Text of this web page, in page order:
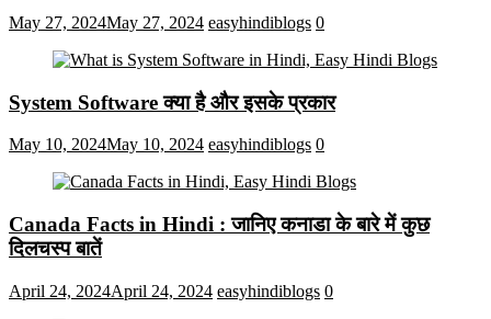
May 27, 2024May 27, 2024 easyhindiblogs 0
System Software क्या है और इसके प्रकार
May 10, 2024May 10, 2024 easyhindiblogs 0
Canada Facts in Hindi : जानिए कनाडा के बारे में कुछ
दिलचस्प बातें
April 24, 2024April 24, 2024 easyhindiblogs 0